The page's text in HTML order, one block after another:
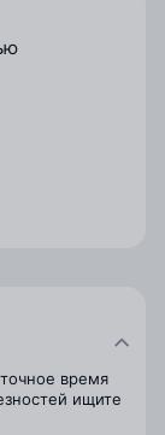
время
ищите